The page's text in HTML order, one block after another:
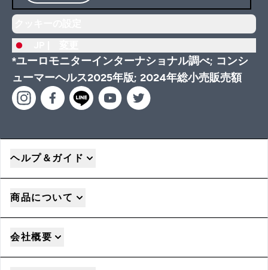
*ユーロモニターインターナショナル調べ; コンシ
ューマーヘルス2025年版; 2024年総小売販売額
ヘルプ＆ガイド
商品について
会社概要